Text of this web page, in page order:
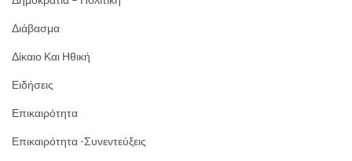
Διάβασμα
Δίκαιο Και Ηθική
Ειδήσεις
Επικαιρότητα
Επικαιρότητα -Συνεντεύξεις